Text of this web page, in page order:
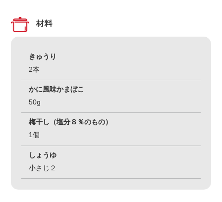
材料
きゅうり
2本
かに風味かまぼこ
50g
梅干し（塩分８％のもの）
1個
しょうゆ
小さじ２